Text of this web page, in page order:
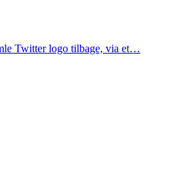
Twitter logo tilbage, via et…